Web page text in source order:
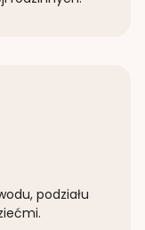
podziału